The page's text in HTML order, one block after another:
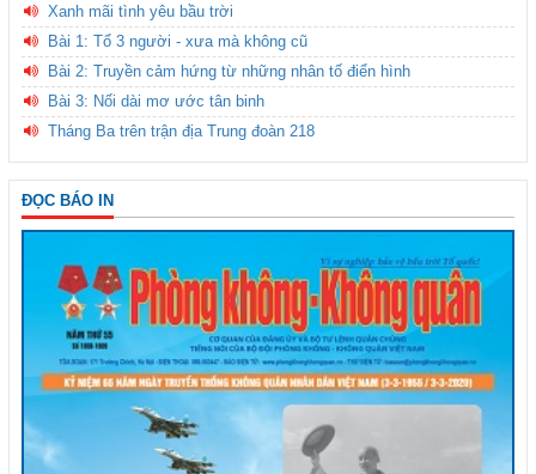
Xanh mãi tình yêu bầu trời
Bài 1: Tổ 3 người - xưa mà không cũ
Bài 2: Truyền cảm hứng từ những nhân tố điển hình
Bài 3: Nối dài mơ ước tân binh
Tháng Ba trên trận địa Trung đoàn 218
ĐỌC BÁO IN